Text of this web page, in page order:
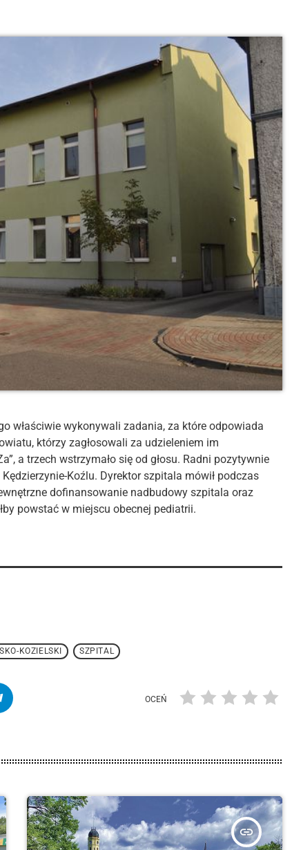
właściwie wykonywali zadania, za które odpowiada
którzy zagłosowali za udzieleniem im
a trzech wstrzymało się od głosu. Radni pozytywnie
Koźlu. Dyrektor szpitala mówił podczas
dofinansowanie nadbudowy szpitala oraz
powstać w miejscu obecnej pediatrii.
KOZIELSKI SZPITAL
OCEŃ
insert_link